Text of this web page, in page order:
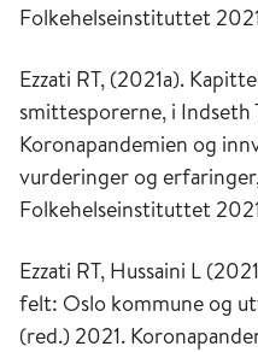
Folkehelseinstituttet
Ezzati RT, (2021a).
smittesporerne, i Indseth
Koronapandemien og
vurderinger og
Folkehelseinstituttet
Ezzati RT, Hussaini L
felt: Oslo kommune og
(red.) 2021.